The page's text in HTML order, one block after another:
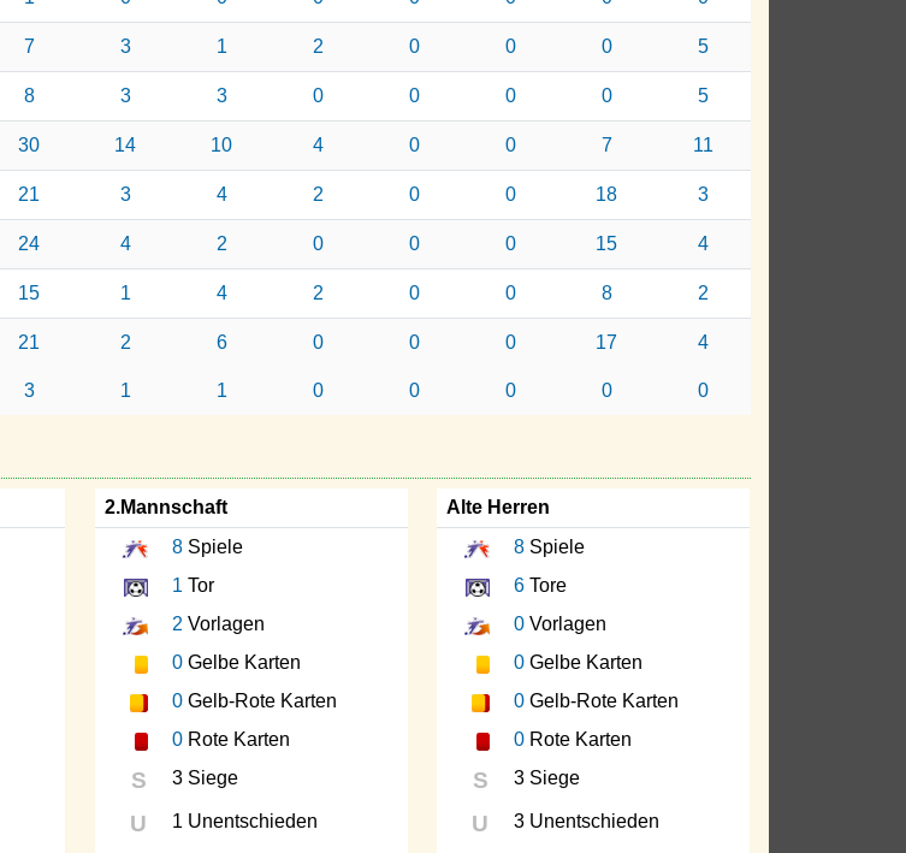
7 3 1 2 0 0 0 5
8 3 3 0 0 0 0 5
30 14 10 4 0 0 7 11
21 3 4 2 0 0 18 3
24 4 2 0 0 0 15 4
15 1 4 2 0 0 8 2
21 2 6 0 0 0 17 4
3 1 1 0 0 0 0 0
2.Mannschaft
8Spiele
1 Tor
2 Vorlagen
0Gelbe Karten
0Gelb-Rote Karten
0Rote Karten
S 3 Siege
U 1 Unentschieden
Alte Herren
8 Spiele
6 Tore
0 Vorlagen
0 Gelbe Karten
0 Gelb-Rote Karten
0 Rote Karten
S 3 Siege
U 3 Unentschieden